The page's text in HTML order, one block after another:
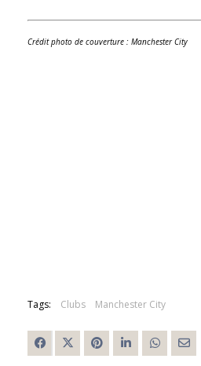
Crédit photo de couverture : Manchester City
Tags: Clubs Manchester City